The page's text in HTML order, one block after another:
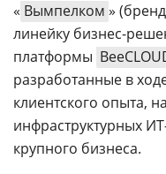
ТВ
издании
Реклама
Вакансии
Max
Telegram
Дзен
« Вымпелком »
линейку бизнес-
платформы
разработанные в
клиентского опыта,
инфраструктурных
крупного бизнеса.